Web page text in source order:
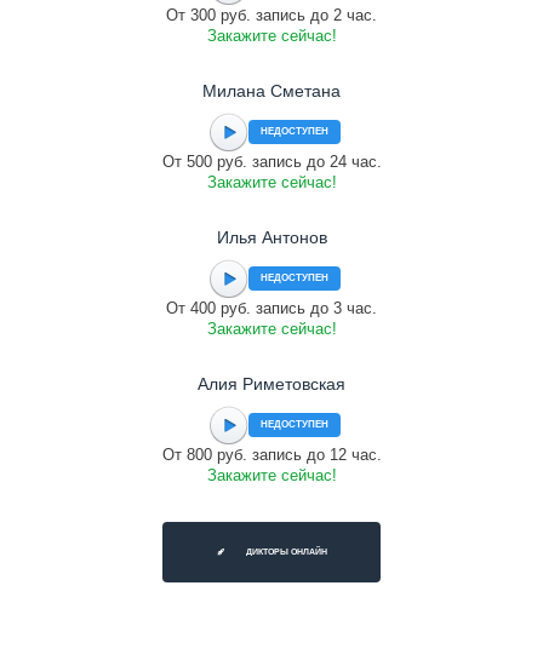
От 300 руб. запись до 2 час.
Закажите сейчас!
Милана Сметана
НЕДОСТУПЕН
От 500 руб. запись до 24 час.
Закажите сейчас!
Илья Антонов
НЕДОСТУПЕН
От 400 руб. запись до 3 час.
Закажите сейчас!
Алия Риметовская
НЕДОСТУПЕН
От 800 руб. запись до 12 час.
Закажите сейчас!
ДИКТОРЫ ОНЛАЙН